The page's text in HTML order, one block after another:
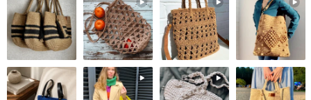
⋄ 素材 ⋄シルバー925
⋄ カラー ⋄ シルバー
⋄ 数量 ⋄ Bのみ